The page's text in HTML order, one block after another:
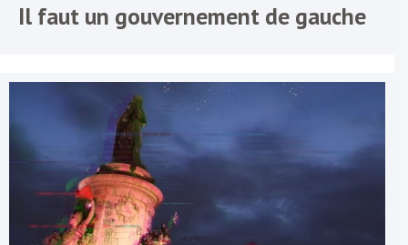
Il faut un gouvernement de gauche